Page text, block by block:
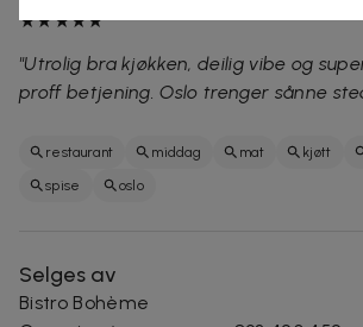
★★★★★
"Utrolig bra kjøkken, deilig vibe og
proff betjening. Oslo trenger sånne
restaurant middag mat kjøtt
spise
oslo
Selges av
Bistro Bohème